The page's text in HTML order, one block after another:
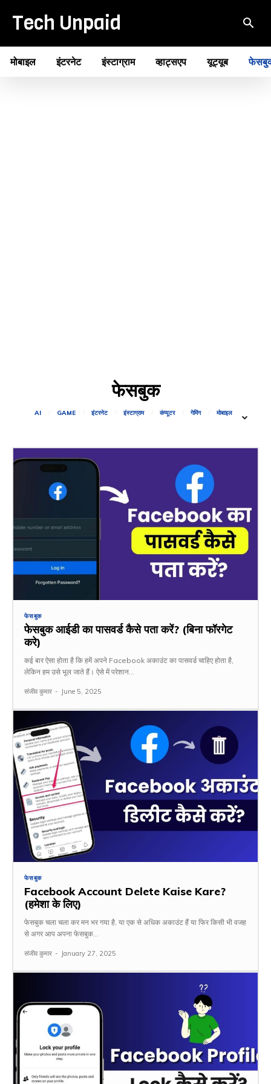
Tech Unpaid
मोबाइल इंटरनेट इंस्टाग्राम व्हाट्सएप यूट्यूब
फेसबुक
AI GAME इंटरनेट इंस्टाग्राम कंप्यूटर गेमिंग मोबाइल
फेसबुक
फेसबुक आईडी का पासवर्ड कैसे पता करें? (बिना फॉरगेट
करे)
कई बार ऐसा होता है कि हमें अपने Facebook अकाउंट का पासवर्ड चाहिए होता है,
लेकिन हम उसे भूल जाते हैं। ऐसे में परेशान...
संजीव कुमार - June 5, 2025
फेसबुक
Facebook Account Delete Kaise Kare?
(हमेशा के लिए)
फेसबुक चला चला कर मन भर गया है, या एक से अधिक अकाउंट हैं या फिर किसी भी वजह
से अगर आप अपना फेसबुक...
संजीव कुमार - January 27, 2025